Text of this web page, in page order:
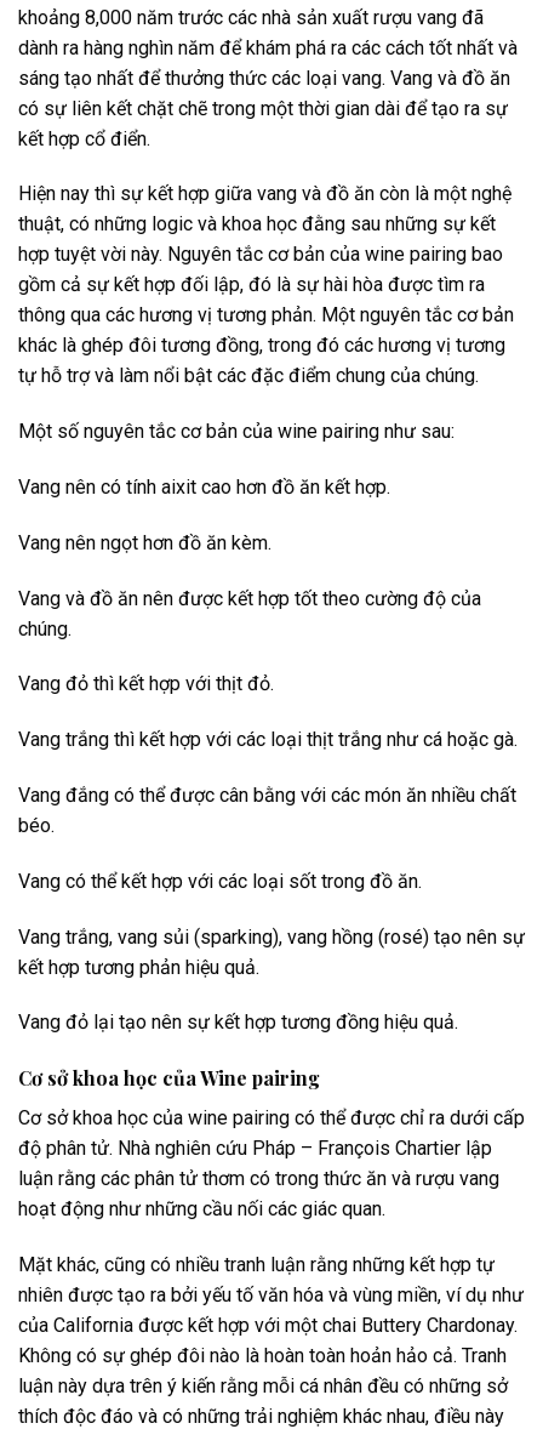
khoảng 8,000 năm trước các nhà sản xuất rượu vang đã
dành ra hàng nghìn năm để khám phá ra các cách tốt nhất và
sáng tạo nhất để thưởng thức các loại vang. Vang và đồ ăn
có sự liên kết chặt chẽ trong một thời gian dài để tạo ra sự
kết hợp cổ điển.
Hiện nay thì sự kết hợp giữa vang và đồ ăn còn là một nghệ
thuật, có những logic và khoa học đằng sau những sự kết
hợp tuyệt vời này. Nguyên tắc cơ bản của wine pairing bao
gồm cả sự kết hợp đối lập, đó là sự hài hòa được tìm ra
thông qua các hương vị tương phản. Một nguyên tắc cơ bản
khác là ghép đôi tương đồng, trong đó các hương vị tương
tự hỗ trợ và làm nổi bật các đặc điểm chung của chúng.
Một số nguyên tắc cơ bản của wine pairing như sau:
Vang nên có tính aixit cao hơn đồ ăn kết hợp.
Vang nên ngọt hơn đồ ăn kèm.
Vang và đồ ăn nên được kết hợp tốt theo cường độ của
chúng.
Vang đỏ thì kết hợp với thịt đỏ.
Vang trắng thì kết hợp với các loại thịt trắng như cá hoặc gà.
Vang đắng có thể được cân bằng với các món ăn nhiều chất
béo.
Vang có thể kết hợp với các loại sốt trong đồ ăn.
Vang trắng, vang sủi (sparking), vang hồng (rosé) tạo nên sự
kết hợp tương phản hiệu quả.
Vang đỏ lại tạo nên sự kết hợp tương đồng hiệu quả.
Cơ sở khoa học của Wine pairing
Cơ sở khoa học của wine pairing có thể được chỉ ra dưới cấp
độ phân tử. Nhà nghiên cứu Pháp – François Chartier lập
luận rằng các phân tử thơm có trong thức ăn và rượu vang
hoạt động như những cầu nối các giác quan.
Mặt khác, cũng có nhiều tranh luận rằng những kết hợp tự
nhiên được tạo ra bởi yếu tố văn hóa và vùng miền, ví dụ như
của California được kết hợp với một chai Buttery Chardonay.
Không có sự ghép đôi nào là hoàn toàn hoản hảo cả. Tranh
luận này dựa trên ý kiến rằng mỗi cá nhân đều có những sở
thích độc đáo và có những trải nghiệm khác nhau, điều này